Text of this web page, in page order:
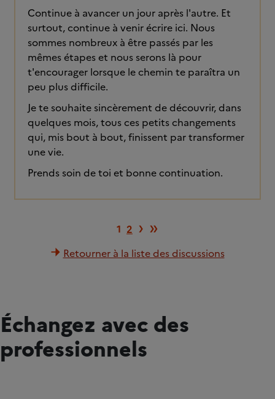
Continue à avancer un jour après l'autre. Et
surtout, continue à venir écrire ici. Nous
sommes nombreux à être passés par les
mêmes étapes et nous serons là pour
t'encourager lorsque le chemin te paraîtra un
peu plus difficile.
Je te souhaite sincèrement de découvrir, dans
quelques mois, tous ces petits changements
qui, mis bout à bout, finissent par transformer
une vie.
Prends soin de toi et bonne continuation.
1 2 Page suivante
› Dernière page
»
Retourner à la liste des discussions
Échangez avec des
professionnels